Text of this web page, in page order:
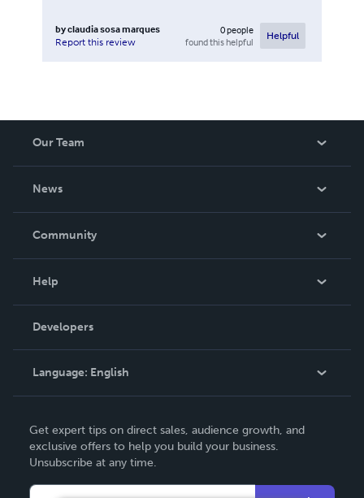
byclaudia sosa marques
Report this review
0people
found this helpful
Helpful
Our Team
News
In The News
Community
Podcast
Help
Order Lookup
Knowledge Base
Contact Support
Developers
Language: English
Deutsch
Français
Get expert tips on direct sales, audience growth, and
exclusive offers to help you build your business.
Unsubscribe at any time.